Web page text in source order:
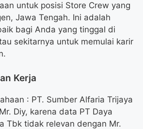
untuk posisi Store Crew yang
Jawa Tengah. Ini adalah
bagi Anda yang tinggal di
sekitarnya untuk memulai karir
Kerja
: PT. Sumber Alfaria Trijaya
Diy, karena data PT Daya
Tbk tidak relevan dengan Mr.